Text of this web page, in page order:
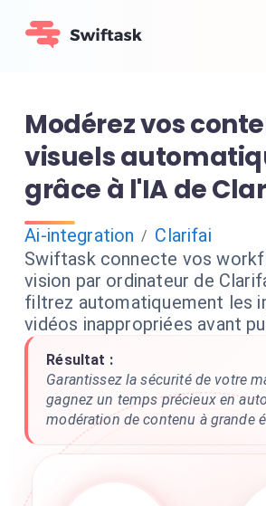
Modérez vos
visuels
grâce à l'IA de
Ai-integration / Clarifai
Swiftask connecte vos
vision par ordinateur de
filtrez automatiquement les
vidéos inappropriées avant
Résultat :
Garantissez la sécurité de votre
gagnez un temps précieux en
modération de contenu à grande